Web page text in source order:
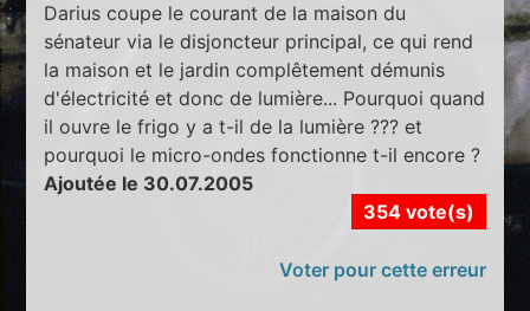
Darius coupe le courant de la maison du
sénateur via le disjoncteur principal, ce qui rend
la maison et le jardin complêtement démunis
d'électricité et donc de lumière... Pourquoi quand
il ouvre le frigo y a t-il de la lumière ??? et
pourquoi le micro-ondes fonctionne t-il encore ?
Ajoutée le 30.07.2005
354 vote(s)
Voter pour cette erreur